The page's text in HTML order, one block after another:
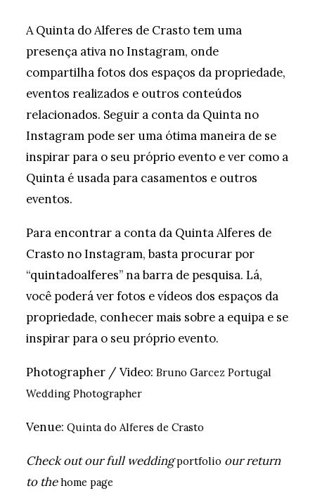
A Quinta do Alferes de Crasto tem uma
presença ativa no Instagram, onde
compartilha fotos dos espaços da propriedade,
eventos realizados e outros conteúdos
relacionados. Seguir a conta da Quinta no
Instagram pode ser uma ótima maneira de se
inspirar para o seu próprio evento e ver como a
Quinta é usada para casamentos e outros
eventos.
Para encontrar a conta da Quinta Alferes de
Crasto no Instagram, basta procurar por
“quintadoalferes” na barra de pesquisa. Lá,
você poderá ver fotos e vídeos dos espaços da
propriedade, conhecer mais sobre a equipa e se
inspirar para o seu próprio evento.
Photographer / Video:Bruno GarcezPortugal
Wedding Photographer
Venue:Quinta do Alferes de Crasto
Check out our full weddingportfolio our return
to thehome page